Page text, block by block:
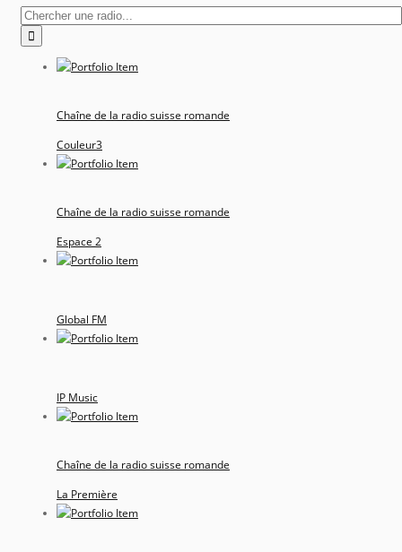
Chaîne de la radio suisse romande
Couleur3
Chaîne de la radio suisse romande
Espace 2
Global FM
IP Music
Chaîne de la radio suisse romande
La Première